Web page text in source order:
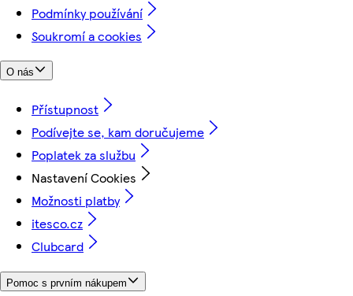
Podmínky používání
Soukromí a cookies
O nás
Přístupnost
Podívejte se, kam doručujeme
Poplatek za službu
Nastavení Cookies
Možnosti platby
itesco.cz
Clubcard
Pomoc s prvním nákupem